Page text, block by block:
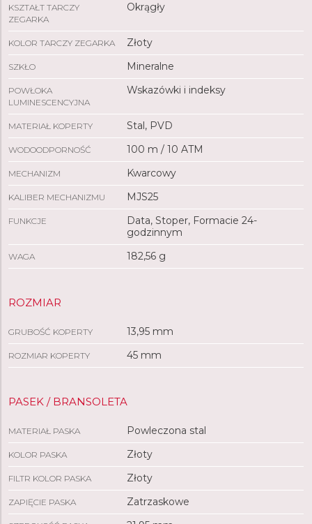
KSZTAŁT TARCZY
ZEGARKA
Okrągły
KOLOR TARCZY ZEGARKA Złoty
SZKŁO Mineralne
POWŁOKA
LUMINESCENCYJNA
Wskazówki i indeksy
MATERIAŁ KOPERTY Stal, PVD
WODOODPORNOŚĆ 100 m / 10 ATM
MECHANIZM Kwarcowy
KALIBER MECHANIZMU MJS25
FUNKCJE
Data, Stoper, Formacie 24-
godzinnym
WAGA 182,56 g
ROZMIAR
GRUBOŚĆ KOPERTY 13,95 mm
ROZMIAR KOPERTY 45 mm
PASEK / BRANSOLETA
MATERIAŁ PASKA Powleczona stal
KOLOR PASKA Złoty
FILTR KOLOR PASKA Złoty
ZAPIĘCIE PASKA Zatrzaskowe